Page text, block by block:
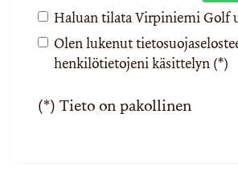
Haluan tilata Virpiniemi Golf
Olen lukenut
henkilötietojeni käsittelyn (*)
(*) Tieto on pakollinen